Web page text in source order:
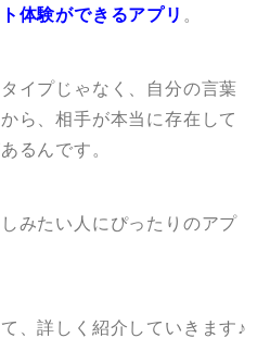
体験ができるアプリ 。
イプじゃなく、自分の言葉
ら、相手が本当に存在して
るんです。
みたい人にぴったりのアプ
、詳しく紹介していきます♪